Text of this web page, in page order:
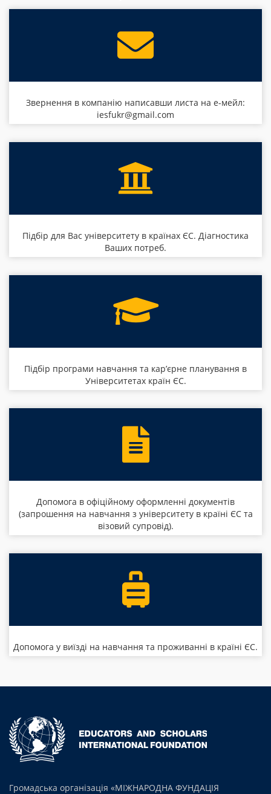
Звернення в компанію написавши листа на е-мейл:
iesfukr@gmail.com
Підбір для Вас університету в країнах ЄС. Діагностика
Ваших потреб.
Підбір програми навчання та кар’єрне планування в
Університетах країн ЄС.
Допомога в офіційному оформленні документів
(запрошення на навчання з університету в країні ЄС та
візовий супровід).
Допомога у виїзді на навчання та проживанні в країні ЄС.
Громадська організація «МІЖНАРОДНА ФУНДАЦІЯ